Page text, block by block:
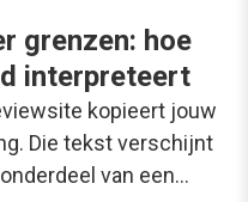
grenzen: hoe
interpreteert
kopieert jouw
Die tekst verschijnt
van een…